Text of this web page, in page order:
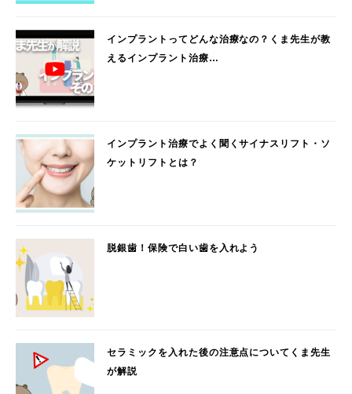
インプラントってどんな治療なの？くま先生が教
えるインプラント治療…
インプラント治療でよく聞くサイナスリフト・ソ
ケットリフトとは？
脱銀歯！保険で白い歯を入れよう
セラミックを入れた後の注意点についてくま先生
が解説